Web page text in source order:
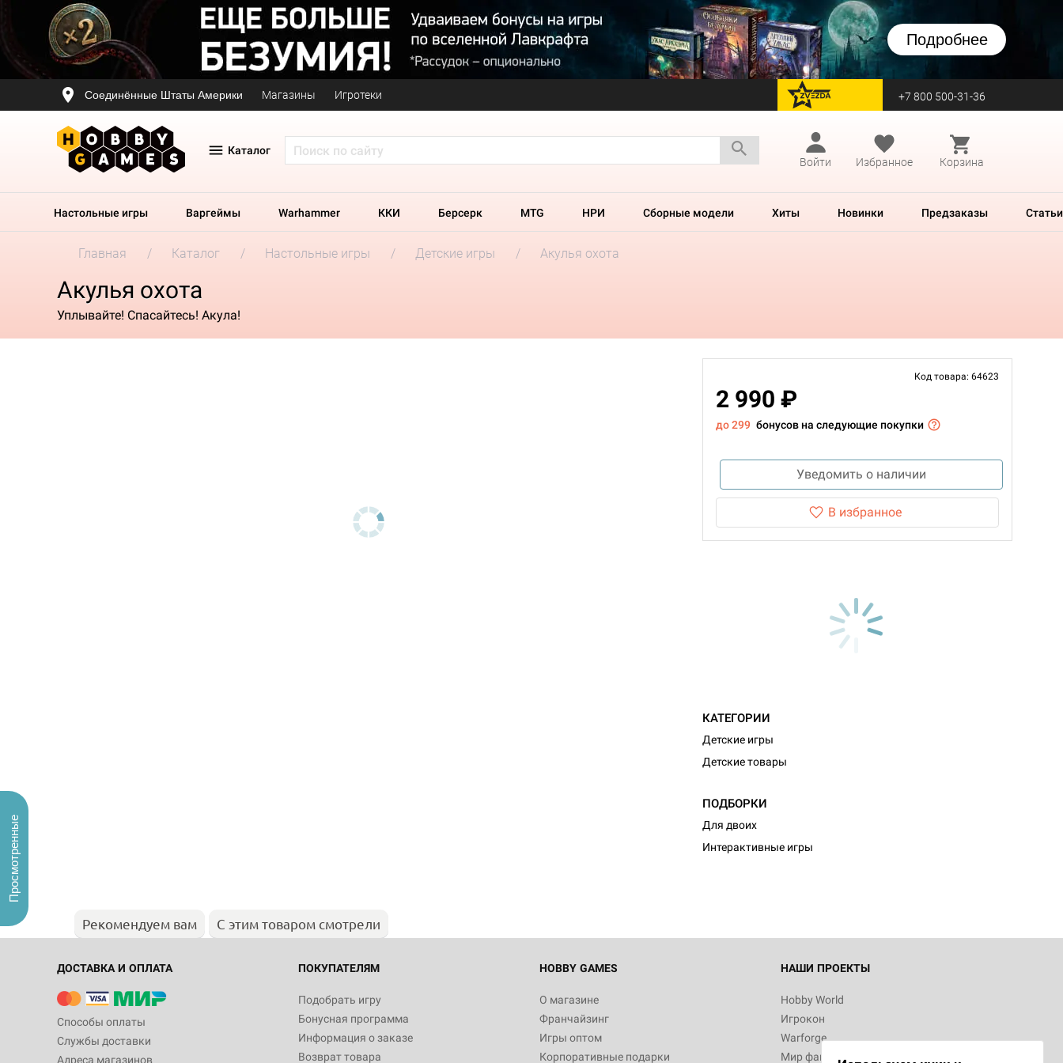
Подробнее
Соединённые Штаты Америки Магазины Игротеки перейти на Zvezda +7 800 500-31-36
Каталог
Войти
Избранное Корзина
Настольные игры Варгеймы Warhammer ККИ Берсерк MTG НРИ Сборные модели Хиты Новинки Предзаказы Статьи
Главная Каталог Настольные игры Детские игры Акулья охота
Акулья охота
Уплывайте! Спасайтесь! Акула!
Код товара: 64623
2 990 ₽
до 299 бонусов на следующие покупки
Уведомить о наличии
В избранное
КАТЕГОРИИ
Детские игры
Детские товары
ПОДБОРКИ
Для двоих
Интерактивные игры
Рекомендуем вам С этим товаром смотрели
ДОСТАВКА И ОПЛАТА
Способы оплаты
Службы доставки
Адреса магазинов
ПОКУПАТЕЛЯМ
Подобрать игру
Бонусная программа
Информация о заказе
Возврат товара
HOBBY GAMES
О магазине
Франчайзинг
Игры оптом
Корпоративные подарки
НАШИ ПРОЕКТЫ
Hobby World
Игрокон
Warforge
Мир фантастики
Просмотренные
Настольная игра Hobby World Монстры
Белая смерть
12 990
Настольная игра Hobby World Ужас